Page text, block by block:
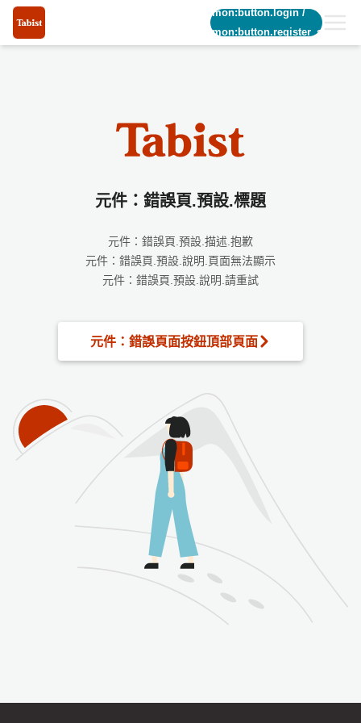
common:button.login/
common:button.register_short
元件：錯誤頁.預設.標題
元件：錯誤頁.預設.描述.抱歉
元件：錯誤頁.預設.說明.頁面無法顯示
元件：錯誤頁.預設.說明.請重試
元件：錯誤頁面按鈕頂部頁面